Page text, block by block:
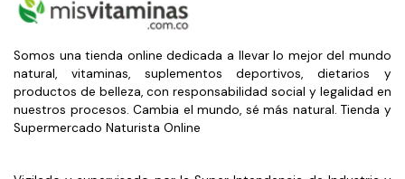
Somos una tienda online dedicada a llevar lo mejor del mundo
natural, vitaminas, suplementos deportivos, dietarios y
productos de belleza, con responsabilidad social y legalidad en
nuestros procesos. Cambia el mundo, sé más natural. Tienda y
Supermercado Naturista Online